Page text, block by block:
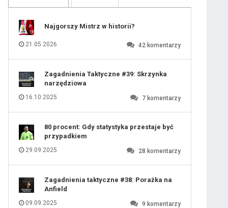
Najgorszy Mistrz w historii?
21.05.2026 42 komentarzy
Zagadnienia Taktyczne #39: Skrzynka
narzędziowa
16.10.2025 7 komentarzy
80 procent: Gdy statystyka przestaje być
przypadkiem
29.09.2025 28 komentarzy
Zagadnienia taktyczne #38: Porażka na
Anfield
09.09.2025 9 komentarzy